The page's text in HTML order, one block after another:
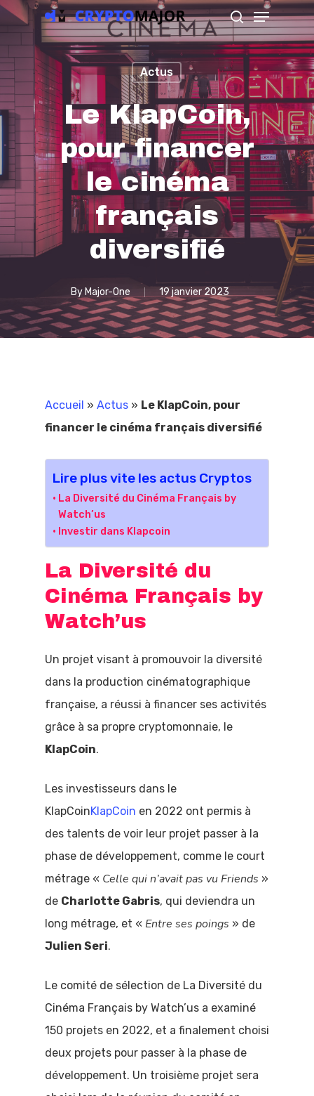
Skip
main
content
search
Menu
Actus
Le KlapCoin,
pour financer
le cinéma
français
diversifié
By Major-One 19 janvier 2023
Accueil » Actus » Le KlapCoin, pour
financer le cinéma français diversifié
Lire plus vite les actus Cryptos
La Diversité du Cinéma Français by
Watch’us
Investir dans Klapcoin
La Diversité du
Cinéma Français by
Watch’us
Un projet visant à promouvoir la diversité
dans la production cinématographique
française, a réussi à financer ses activités
grâce à sa propre cryptomonnaie, le
KlapCoin.
Les investisseurs dans le
KlapCoinKlapCoin en 2022 ont permis à
des talents de voir leur projet passer à la
phase de développement, comme le court
métrage « Celle qui n’avait pas vu Friends »
de Charlotte Gabris, qui deviendra un
long métrage, et « Entre ses poings » de
Julien Seri.
Le comité de sélection de La Diversité du
Cinéma Français by Watch’us a examiné
150 projets en 2022, et a finalement choisi
deux projets pour passer à la phase de
développement. Un troisième projet sera